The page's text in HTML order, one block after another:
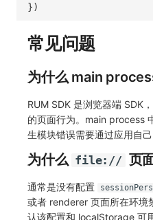
})
常见问题
为什么 main
RUM SDK 是浏览器端 SDK
的页面行为。main process
生模块错误需要通过应用自
为什么 file:// 页
通常是没有配置
或者 renderer 页面所在环境
认该配置和 localStorage 可